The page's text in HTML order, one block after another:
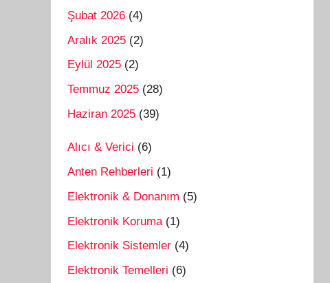
Şubat 2026 (4)
Aralık 2025 (2)
Eylül 2025 (2)
Temmuz 2025 (28)
Haziran 2025 (39)
Alıcı & Verici (6)
Anten Rehberleri (1)
Elektronik & Donanım (5)
Elektronik Koruma (1)
Elektronik Sistemler (4)
Elektronik Temelleri (6)